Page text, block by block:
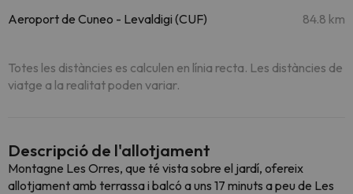
Aeroport de Cuneo - Levaldigi (CUF) 84.8 km
Totes les distàncies es calculen en línia recta. Les distàncies de
viatge a la realitat poden variar.
Descripció de l'allotjament
Montagne Les Orres, que té vista sobre el jardí, ofereix
allotjament amb terrassa i balcó a uns 17 minuts a peu de Les